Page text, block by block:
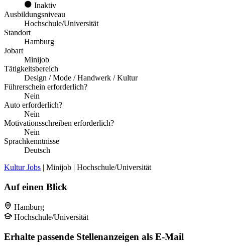
Inaktiv
Ausbildungsniveau
Hochschule/Universität
Standort
Hamburg
Jobart
Minijob
Tätigkeitsbereich
Design / Mode / Handwerk / Kultur
Führerschein erforderlich?
Nein
Auto erforderlich?
Nein
Motivationsschreiben erforderlich?
Nein
Sprachkenntnisse
Deutsch
Kultur Jobs | Minijob | Hochschule/Universität
Auf einen Blick
Hamburg
Hochschule/Universität
Erhalte passende Stellenanzeigen als E-Mail